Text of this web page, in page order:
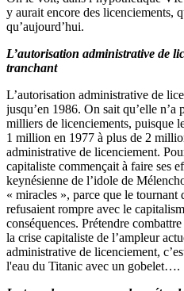
y aurait encore des licenciements,
qu’aujourd’hui.
L’autorisation administrative de
tranchant
L’autorisation administrative de
jusqu’en 1986. On sait qu’elle n’a
milliers de licenciements, puisque
1 million en 1977 à plus de 2
administrative de licenciement.
capitaliste commençait à faire ses
keynésienne de l’idole de
« miracles », parce que le
refusaient rompre avec le
conséquences. Prétendre
la crise capitaliste de l’ampleur
administrative de licenciement,
l'eau du Titanic avec un gobelet….